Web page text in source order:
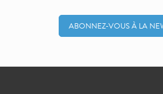
ABONNEZ-VOUS À LA